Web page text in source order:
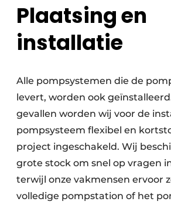
Plaatsing en
installatie
Alle pompsystemen die de
levert, worden ook
gevallen worden wij voor de
pompsysteem flexibel en
project ingeschakeld. Wij
grote stock om snel op vragen
terwijl onze vakmensen ervoor
volledige pompstation of het